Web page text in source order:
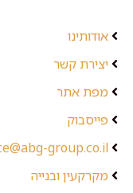
אודותינו
יצירת קשר
מפת אתר
פייסבוק
group.co.il
מקרקעין ובנייה